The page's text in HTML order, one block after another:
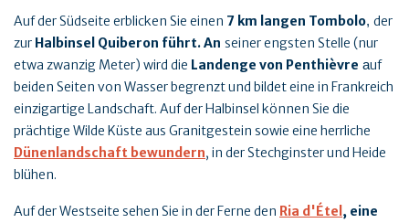
Auf der Südseite erblicken Sie einen 7 km langen Tombolo, der
zur Halbinsel Quiberon führt. An seiner engsten Stelle (nur
etwa zwanzig Meter) wird die Landenge von Penthièvre auf
beiden Seiten von Wasser begrenzt und bildet eine in Frankreich
einzigartige Landschaft. Auf der Halbinsel können Sie die
prächtige Wilde Küste aus Granitgestein sowie eine herrliche
Dünenlandschaft bewundern, in der Stechginster und Heide
blühen.
Auf der Westseite sehen Sie in der Ferne den Ria d'Étel , eine